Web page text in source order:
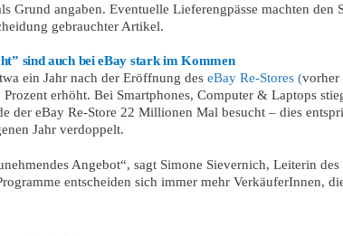
angaben. Eventuelle Lieferengpässe machten den
gebrauchter Artikel.
sind auch bei eBay stark im Kommen
ein Jahr nach der Eröffnung des eBay Re-Stores (vorher
erhöht. Bei Smartphones, Computer & Laptops
der eBay Re-Store 22 Millionen Mal besucht – dies
Jahr verdoppelt.
Angebot“, sagt Simone Sievernich, Leiterin
entscheiden sich immer mehr VerkäuferInnen,